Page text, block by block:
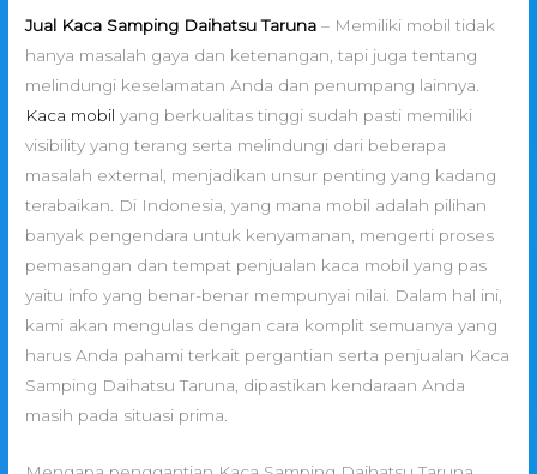
Jual Kaca Samping Daihatsu Taruna – Memiliki mobil tidak
hanya masalah gaya dan ketenangan, tapi juga tentang
melindungi keselamatan Anda dan penumpang lainnya.
Kaca mobil yang berkualitas tinggi sudah pasti memiliki
visibility yang terang serta melindungi dari beberapa
masalah external, menjadikan unsur penting yang kadang
terabaikan. Di Indonesia, yang mana mobil adalah pilihan
banyak pengendara untuk kenyamanan, mengerti proses
pemasangan dan tempat penjualan kaca mobil yang pas
yaitu info yang benar-benar mempunyai nilai. Dalam hal ini,
kami akan mengulas dengan cara komplit semuanya yang
harus Anda pahami terkait pergantian serta penjualan Kaca
Samping Daihatsu Taruna, dipastikan kendaraan Anda
masih pada situasi prima.